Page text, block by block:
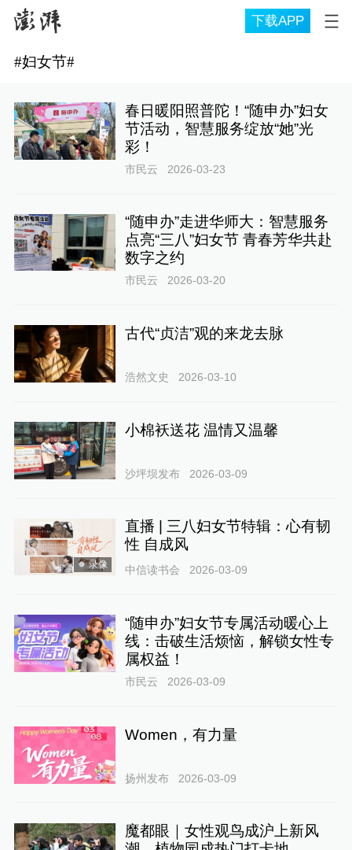
下载APP
#妇女节#
春日暖阳照普陀！“随申办”妇女
节活动，智慧服务绽放“她”光
彩！
市民云 2026-03-23
“随申办”走进华师大：智慧服务
点亮“三八”妇女节 青春芳华共赴
数字之约
市民云 2026-03-20
古代“贞洁”观的来龙去脉
浩然文史 2026-03-10
小棉袄送花 温情又温馨
沙坪坝发布 2026-03-09
录像
直播 | 三八妇女节特辑：心有韧
性 自成风
中信读书会 2026-03-09
“随申办”妇女节专属活动暖心上
线：击破生活烦恼，解锁女性专
属权益！
市民云 2026-03-09
Women，有力量
扬州发布 2026-03-09
魔都眼｜女性观鸟成沪上新风